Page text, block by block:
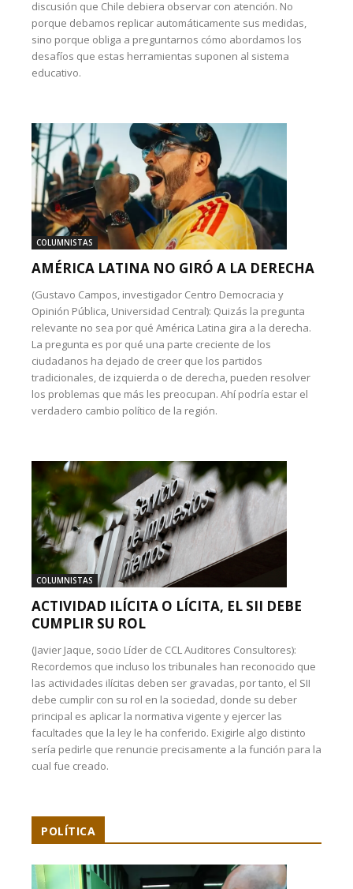
discusión que Chile debiera observar con atención. No
porque debamos replicar automáticamente sus medidas,
sino porque obliga a preguntarnos cómo abordamos los
desafíos que estas herramientas suponen al sistema
educativo.
COLUMNISTAS
AMÉRICA LATINA NO GIRÓ A LA DERECHA
(Gustavo Campos, investigador Centro Democracia y
Opinión Pública, Universidad Central): Quizás la pregunta
relevante no sea por qué América Latina gira a la derecha.
La pregunta es por qué una parte creciente de los
ciudadanos ha dejado de creer que los partidos
tradicionales, de izquierda o de derecha, pueden resolver
los problemas que más les preocupan. Ahí podría estar el
verdadero cambio político de la región.
COLUMNISTAS
ACTIVIDAD ILÍCITA O LÍCITA, EL SII DEBE
CUMPLIR SU ROL
(Javier Jaque, socio Líder de CCL Auditores Consultores):
Recordemos que incluso los tribunales han reconocido que
las actividades ilícitas deben ser gravadas, por tanto, el SII
debe cumplir con su rol en la sociedad, donde su deber
principal es aplicar la normativa vigente y ejercer las
facultades que la ley le ha conferido. Exigirle algo distinto
sería pedirle que renuncie precisamente a la función para la
cual fue creado.
POLÍTICA